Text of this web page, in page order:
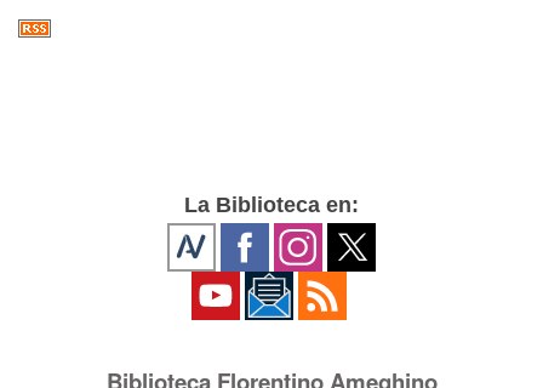
La Biblioteca en:
Biblioteca Florentino Ameghino